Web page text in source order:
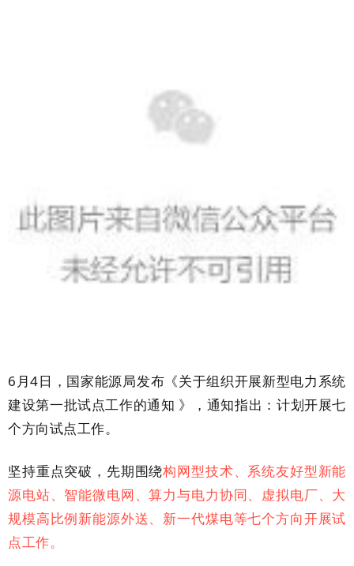
6月4日，国家能源局发布《关于组织开展新型电力系统
建设第一批试点工作的通知 》，通知指出： 计划开展七
个方向试点工作。
坚持重点突破，先期围绕构网型技术、系统友好型新能
源电站、智能微电网、算力与电力协同、虚拟电厂、大
规模高比例新能源外送、新一代煤电等七个方向开展试
点工作。